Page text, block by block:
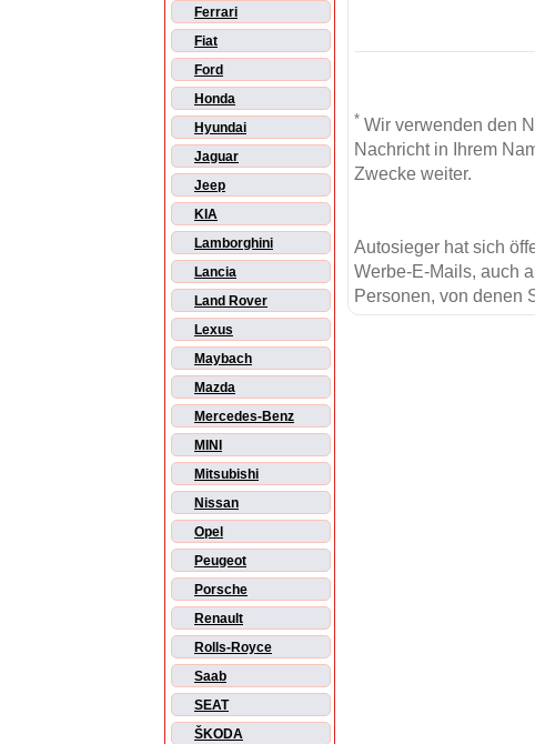
Ferrari
Fiat
Ford
Honda
Hyundai
Jaguar
Jeep
KIA
Lamborghini
Lancia
Land Rover
Lexus
Maybach
Mazda
Mercedes-Benz
MINI
Mitsubishi
Nissan
Opel
Peugeot
Porsche
Renault
Rolls-Royce
Saab
SEAT
ŠKODA
* Wir verwenden den
Nachricht in Ihrem
Zwecke weiter.
Autosieger hat sich
Werbe-E-Mails, auch
Personen, von denen